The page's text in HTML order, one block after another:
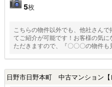
5枚
こちらの物件以外でも、他社さん
てご紹介が可能です！お客様の気
ただきますので、『〇〇〇の物件